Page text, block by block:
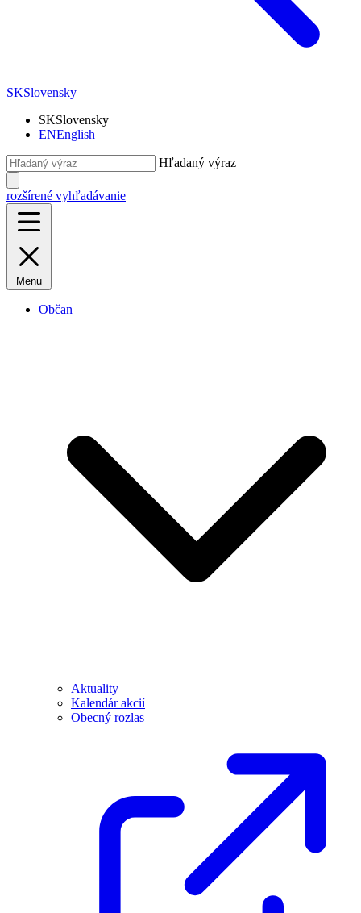
SKSlovensky
SKSlovensky
ENEnglish
Hľadaný výraz
rozšírené vyhľadávanie
Menu
Občan
Aktuality
Kalendár akcií
Obecný rozlas